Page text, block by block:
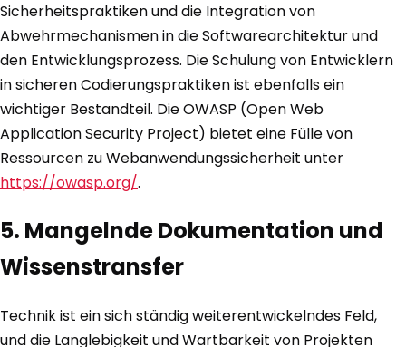
Sicherheitspraktiken und die Integration von
Abwehrmechanismen in die Softwarearchitektur und
den Entwicklungsprozess. Die Schulung von Entwicklern
in sicheren Codierungspraktiken ist ebenfalls ein
wichtiger Bestandteil. Die OWASP (Open Web
Application Security Project) bietet eine Fülle von
Ressourcen zu Webanwendungssicherheit unter
https://owasp.org/.
5. Mangelnde Dokumentation und
Wissenstransfer
Technik ist ein sich ständig weiterentwickelndes Feld,
und die Langlebigkeit und Wartbarkeit von Projekten